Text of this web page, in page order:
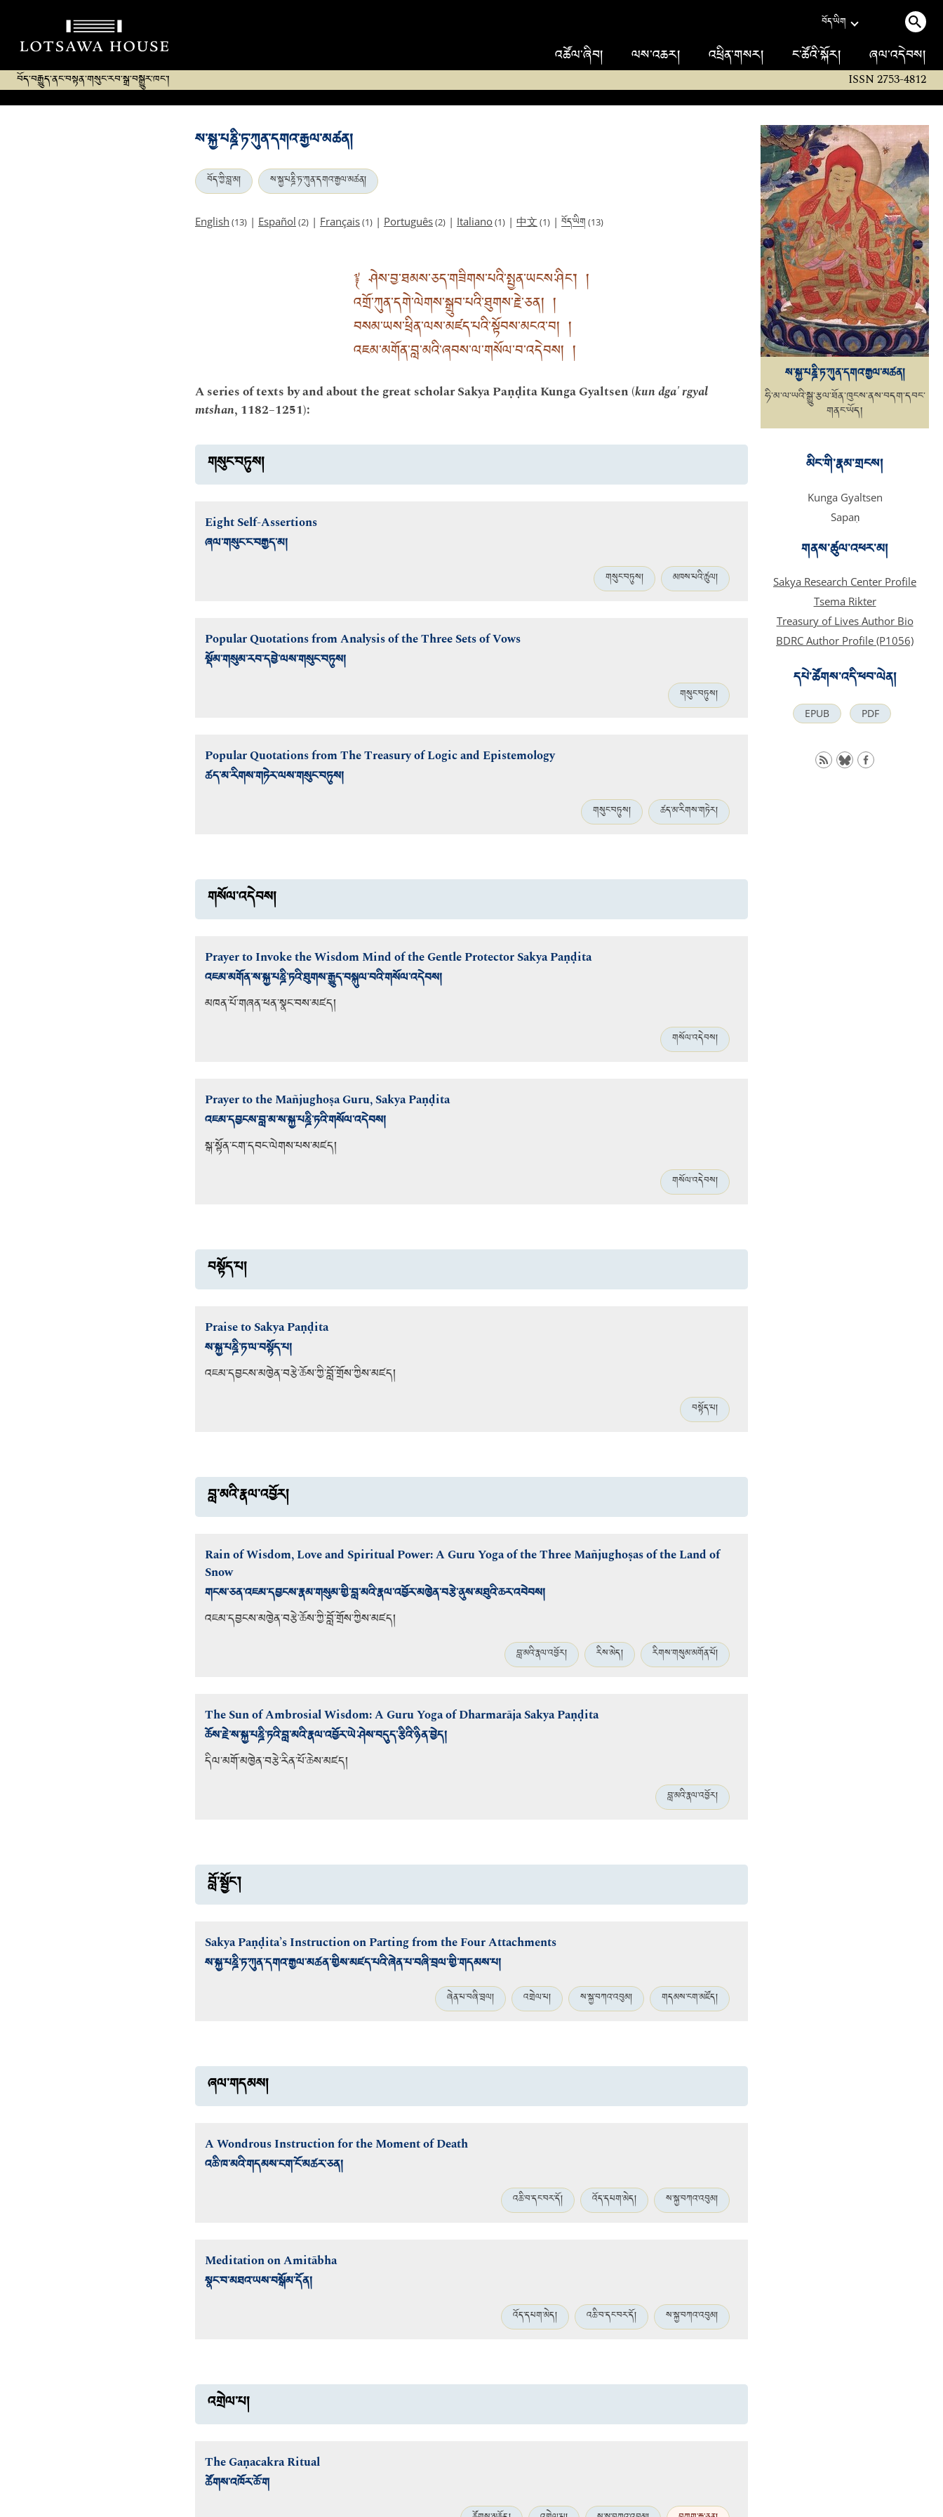
བོད་ཡིག
འཚོལ་ཞིབ། ལས་འཆར། འཕྲིན་གསར། ང་ཚོའི་སྐོར། ཞལ་འདེབས།
བོད་བརྒྱུད་ནང་བསྟན་གསུང་རབ་སྒྲ་བསྒྱུར་ཁང་། ISSN 2753-4812
ས་སྐྱ་པཎྜི་ཏ་ཀུན་དགའ་རྒྱལ་མཚན།
བོད་ཀྱི་བླ་མ། ས་སྐྱ་པཎྜི་ཏ་ཀུན་དགའ་རྒྱལ་མཚན།
English (13) | Español (2) | Français(1) | Português(2) | Italiano(1) | 中文 (1) | བོད་ཡིག (13)
༈ ཤེས་བྱ་ཐམས་ཅད་གཟིགས་པའི་སྤྱན་ཡངས་ཤིང་། །
འགྲོ་ཀུན་དགེ་ལེགས་སྒྲུབ་པའི་ཐུགས་རྗེ་ཅན། །
བསམ་ཡས་ཕྲིན་ལས་མཛད་པའི་སྟོབས་མངའ་བ། །
འཇམ་མགོན་བླ་མའི་ཞབས་ལ་གསོལ་བ་འདེབས། །
A series of texts by and about the great scholar Sakya Paṇḍita Kunga Gyaltsen (kun dga' rgyal
mtshan, 1182–1251):
གསུང་བཏུས།
Eight Self-Assertions
ཞལ་གསུང་ང་བརྒྱད་མ།
གསུང་བཏུས། མཁས་པའི་ཚུལ།
Popular Quotations from Analysis of the Three Sets of Vows
སྡོམ་གསུམ་རབ་དབྱེ་ལས་གསུང་བཏུས།
གསུང་བཏུས།
Popular Quotations from The Treasury of Logic and Epistemology
ཚད་མ་རིགས་གཏེར་ལས་གསུང་བཏུས།
གསུང་བཏུས། ཚད་མ་རིགས་གཏེར།
གསོལ་འདེབས།
Prayer to Invoke the Wisdom Mind of the Gentle Protector Sakya Paṇḍita
འཇམ་མགོན་ས་སྐྱ་པཎྜི་ཏའི་ཐུགས་རྒྱུད་བསྐུལ་བའི་གསོལ་འདེབས།
མཁན་པོ་གཞན་ཕན་སྣང་བས་མཛད།
གསོལ་འདེབས།
Prayer to the Mañjughoṣa Guru, Sakya Paṇḍita
འཇམ་དབྱངས་བླ་མ་ས་སྐྱ་པཎྜི་ཏའི་གསོལ་འདེབས།
སྒ་སྟོན་ངག་དབང་ལེགས་པས་མཛད།
གསོལ་འདེབས།
བསྟོད་པ།
Praise to Sakya Paṇḍita
ས་སྐྱ་པཎྜི་ཏ་ལ་བསྟོད་པ།
འཇམ་དབྱངས་མཁྱེན་བརྩེ་ཆོས་ཀྱི་བློ་གྲོས་ཀྱིས་མཛད།
བསྟོད་པ།
བླ་མའི་རྣལ་འབྱོར།
Rain of Wisdom, Love and Spiritual Power: A Guru Yoga of the Three Mañjughoṣas of the Land of
Snow
གངས་ཅན་འཇམ་དབྱངས་རྣམ་གསུམ་གྱི་བླ་མའི་རྣལ་འབྱོར་མཁྱེན་བརྩེ་ནུས་མཐུའི་ཆར་འབེབས།
འཇམ་དབྱངས་མཁྱེན་བརྩེ་ཆོས་ཀྱི་བློ་གྲོས་ཀྱིས་མཛད།
བླ་མའི་རྣལ་འབྱོར། རིས་མེད། རིགས་གསུམ་མགོན་པོ།
The Sun of Ambrosial Wisdom: A Guru Yoga of Dharmarāja Sakya Paṇḍita
ཆོས་རྗེ་ས་སྐྱ་པཎྜི་ཏའི་བླ་མའི་རྣལ་འབྱོར་ཡེ་ཤེས་བདུད་རྩིའི་ཉིན་བྱེད།
དིལ་མགོ་མཁྱེན་བརྩེ་རིན་པོ་ཆེས་མཛད།
བླ་མའི་རྣལ་འབྱོར།
བློ་སྦྱོང་།
Sakya Paṇḍita’s Instruction on Parting from the Four Attachments
ས་སྐྱ་པཎྜི་ཏ་ཀུན་དགའ་རྒྱལ་མཚན་གྱིས་མཛད་པའི་ཞེན་པ་བཞི་བྲལ་གྱི་གདམས་པ།
ཞེན་པ་བཞི་བྲལ། འགྲེལ་པ། ས་སྐྱ་བཀའ་འབུམ། གདམས་ངག་མཛོད།
ཞལ་གདམས།
A Wondrous Instruction for the Moment of Death
འཆི་ཁ་མའི་གདམས་ངག་ངོ་མཚར་ཅན།
འཆི་བ་དང་བར་དོ། འོད་དཔག་མེད། ས་སྐྱ་བཀའ་འབུམ།
Meditation on Amitābha
སྣང་བ་མཐའ་ཡས་བསྒོམ་དོན།
འོད་དཔག་མེད། འཆི་བ་དང་བར་དོ། ས་སྐྱ་བཀའ་འབུམ།
འགྲེལ་པ།
The Gaṇacakra Ritual
ཚོགས་འཁོར་ཆོ་ག
ས་སྐྱ་པཎྜི་ཏ་ཀུན་དགའ་རྒྱལ་མཚན།
ཧི་མ་ལ་ཡའི་སྒྱུ་རྩལ་ཐོན་ཁུངས་ནས་བདག་དབང་
གནང་ཡོད།
མིང་གི་རྣམ་གྲངས།
Kunga Gyaltsen
Sapaṇ
གནས་ཚུལ་འཕར་མ།
Sakya Research Center Profile
Tsema Rikter
Treasury of Lives Author Bio
BDRC Author Profile (P1056)
དཔེ་ཚོགས་འདི་ཕབ་ལེན།
EPUB PDF